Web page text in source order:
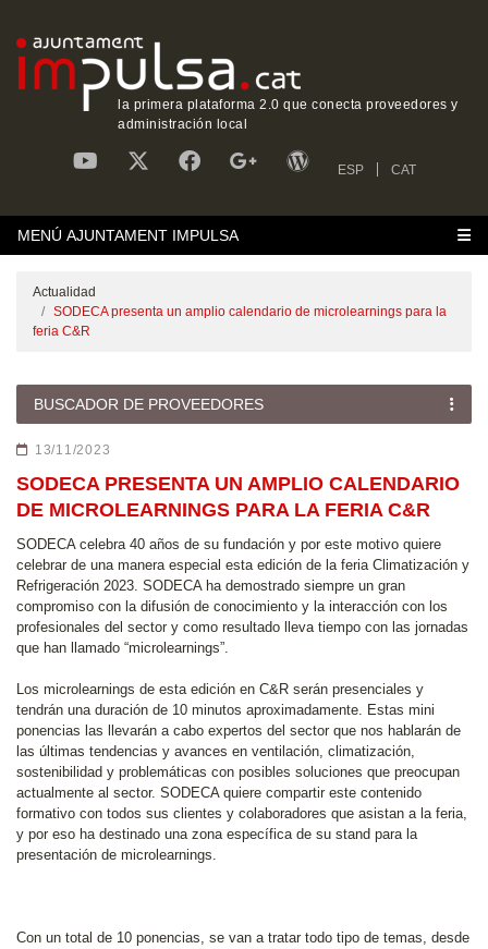
la primera plataforma 2.0 que conecta proveedores y
administración local
ESP CAT
MENÚ AJUNTAMENT IMPULSA
Actualidad
SODECA presenta un amplio calendario de microlearnings para la
feria C&R
BUSCADOR DE PROVEEDORES
13/11/2023
SODECA PRESENTA UN AMPLIO CALENDARIO
DE MICROLEARNINGS PARA LA FERIA C&R
SODECA celebra 40 años de su fundación y por este motivo quiere
celebrar de una manera especial esta edición de la feria Climatización y
Refrigeración 2023. SODECA ha demostrado siempre un gran
compromiso con la difusión de conocimiento y la interacción con los
profesionales del sector y como resultado lleva tiempo con las jornadas
que han llamado “microlearnings”.
Los microlearnings de esta edición en C&R serán presenciales y
tendrán una duración de 10 minutos aproximadamente. Estas mini
ponencias las llevarán a cabo expertos del sector que nos hablarán de
las últimas tendencias y avances en ventilación, climatización,
sostenibilidad y problemáticas con posibles soluciones que preocupan
actualmente al sector. SODECA quiere compartir este contenido
formativo con todos sus clientes y colaboradores que asistan a la feria,
y por eso ha destinado una zona específica de su stand para la
presentación de microlearnings.
Con un total de 10 ponencias, se van a tratar todo tipo de temas, desde